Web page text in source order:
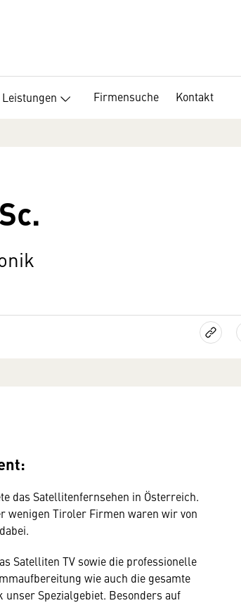
Leistungen Firmensuche Kontakt
das Satellitenfernsehen in Österreich.
wenigen Tiroler Firmen waren wir von
Satelliten TV sowie die professionelle
wie auch die gesamte
unser Spezialgebiet. Besonders auf